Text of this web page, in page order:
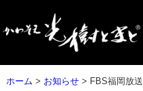
ホーム > お知らせ> FBS福岡放送